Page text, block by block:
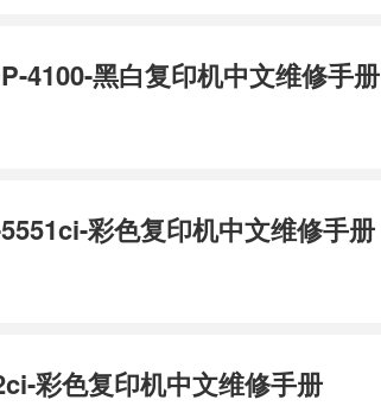
4100-黑白复印机中文维修手册
彩色复印机中文维修手册
彩色复印机中文维修手册